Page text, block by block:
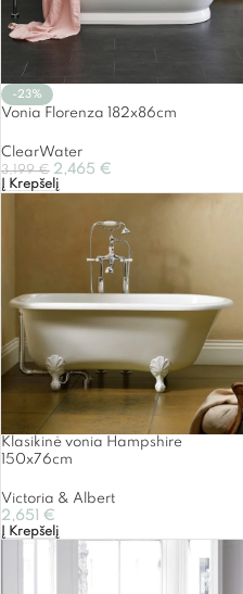
-23%
Vonia Florenza 182x86cm
ClearWater
3,199€ 2,465 €
Į Krepšelį
Klasikinė vonia Hampshire
150x76cm
Victoria & Albert
2,651 €
Į Krepšelį